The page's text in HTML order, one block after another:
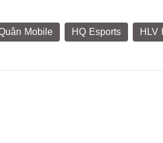
Mobile HQ Esports HLV